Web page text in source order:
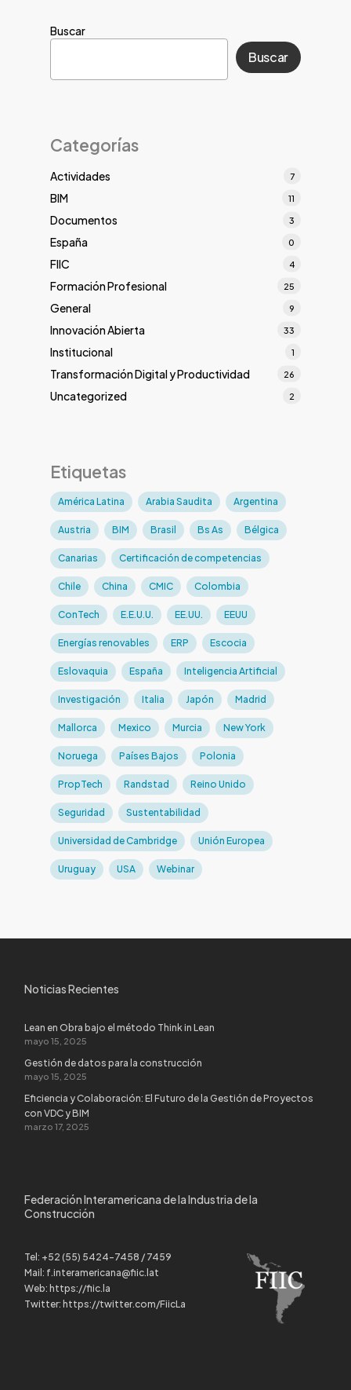
Buscar
Buscar
Categorías
Actividades 7
BIM 11
Documentos 3
España 0
FIIC 4
Formación Profesional 25
General 9
Innovación Abierta 33
Institucional 1
Transformación Digital y Productividad 26
Uncategorized 2
Etiquetas
América Latina Arabia Saudita Argentina
Austria BIM Brasil Bs As Bélgica
Canarias Certificación de competencias
Chile China CMIC Colombia
ConTech E.E.U.U. EE.UU. EEUU
Energías renovables ERP Escocia
Eslovaquia España Inteligencia Artificial
Investigación Italia Japón Madrid
Mallorca Mexico Murcia New York
Noruega Países Bajos Polonia
PropTech Randstad Reino Unido
Seguridad Sustentabilidad
Universidad de Cambridge Unión Europea
Uruguay USA Webinar
Noticias Recientes
Lean en Obra bajo el método Think in Lean
mayo 15, 2025
Gestión de datos para la construcción
mayo 15, 2025
Eficiencia y Colaboración: El Futuro de la Gestión de Proyectos
con VDC y BIM
marzo 17, 2025
Federación Interamericana de la Industria de la
Construcción
Tel: +52 (55) 5424-7458 / 7459
Mail: f.interamericana@fiic.lat
Web: https://fiic.la
Twitter: https://twitter.com/FiicLa